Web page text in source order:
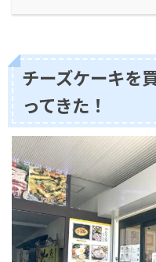
チーズケーキを
ってきた！